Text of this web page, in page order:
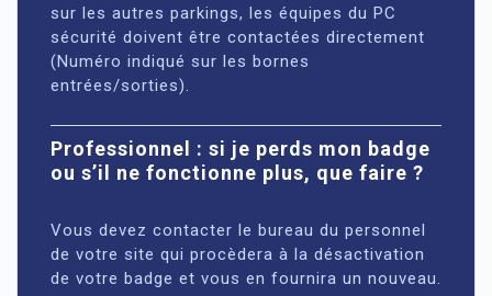
sur les autres parkings, les équipes du PC
sécurité doivent être contactées directement
(Numéro indiqué sur les bornes
entrées/sorties).
Professionnel : si je perds mon badge
ou s’il ne fonctionne plus, que faire ?
Vous devez contacter le bureau du personnel
de votre site qui procèdera à la désactivation
de votre badge et vous en fournira un nouveau.